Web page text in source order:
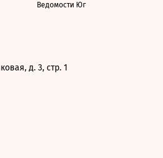
Ведомости Юг
д. 3, стр. 1